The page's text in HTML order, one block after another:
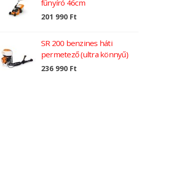
fűnyíró 46cm
201 990 Ft
SR 200 benzines háti
permetező (ultra könnyű)
236 990 Ft